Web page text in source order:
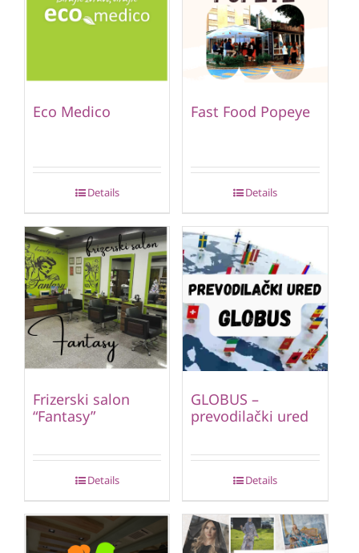
Eco Medico
Details
Fast Food Popeye
Details
Frizerski salon
“Fantasy”
Details
GLOBUS –
prevodilački ured
Details